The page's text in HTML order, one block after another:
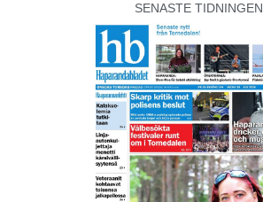
SENASTE TIDNINGEN